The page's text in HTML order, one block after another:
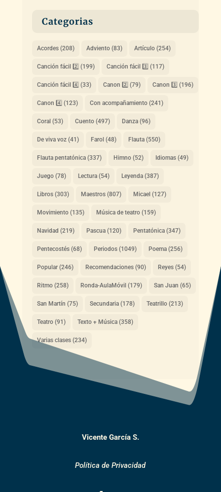
Categorias
Acordes(208) Adviento(83) Artículo(254)
Canción fácil 2️⃣ (199) Canción fácil 3️⃣ (117)
Canción fácil 4️⃣ (33) Canon 2️⃣ (79) Canon 3️⃣ (196)
Canon 4️⃣ (123) Con acompañamiento(241)
Coral (53) Cuento(497) Danza(96)
De viva voz(41) Farol (48) Flauta(550)
Flauta pentatónica(337) Himno(52) Idiomas(49)
Juego(78) Lectura(54) Leyenda(387)
Libros(303) Maestros(807) Micael (127)
Movimiento(135) Música de teatro(159)
Navidad (219) Pascua(120) Pentatónica(347)
Pentecostés(68) Periodos(1049) Poema(256)
Popular(246) Recomendaciones(90) Reyes(54)
Ritmo(258) Ronda-AulaMóvil (179) San Juan (65)
San Martín (75) Secundaria(178) Teatrillo(213)
Teatro(91) Texto + Música(358)
Varias clases(234)
Vicente García S.
Política de Privacidad